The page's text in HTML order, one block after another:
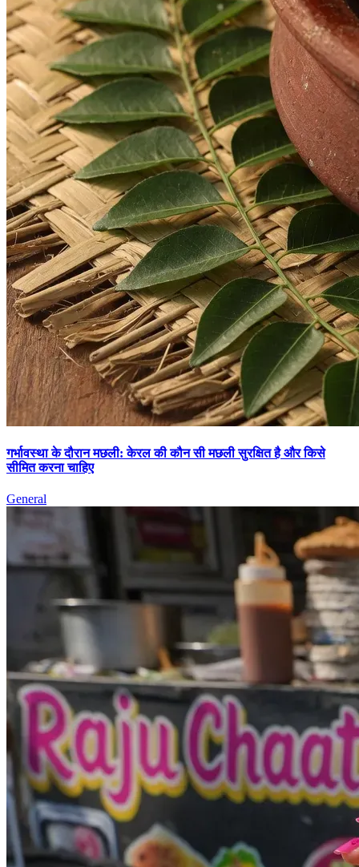
गर्भावस्था के दौरान मछली: केरल की कौन सी मछली सुरक्षित है और किसे
सीमित करना चाहिए
General